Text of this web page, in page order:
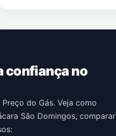
confiança no
do Gás. Veja como
São Domingos, comparar